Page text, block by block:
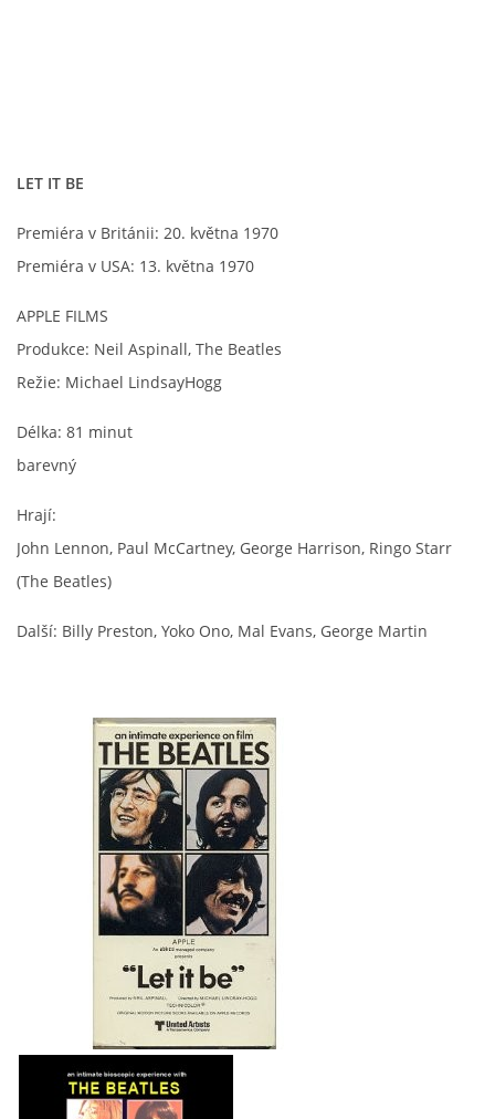
LET IT BE
Premiéra v Británii: 20. května 1970
Premiéra v USA: 13. května 1970
APPLE FILMS
Produkce: Neil Aspinall, The Beatles
Režie: Michael LindsayHogg
Délka: 81 minut
barevný
Hrají:
John Lennon, Paul McCartney, George Harrison, Ringo Starr
(The Beatles)
Další: Billy Preston, Yoko Ono, Mal Evans, George Martin